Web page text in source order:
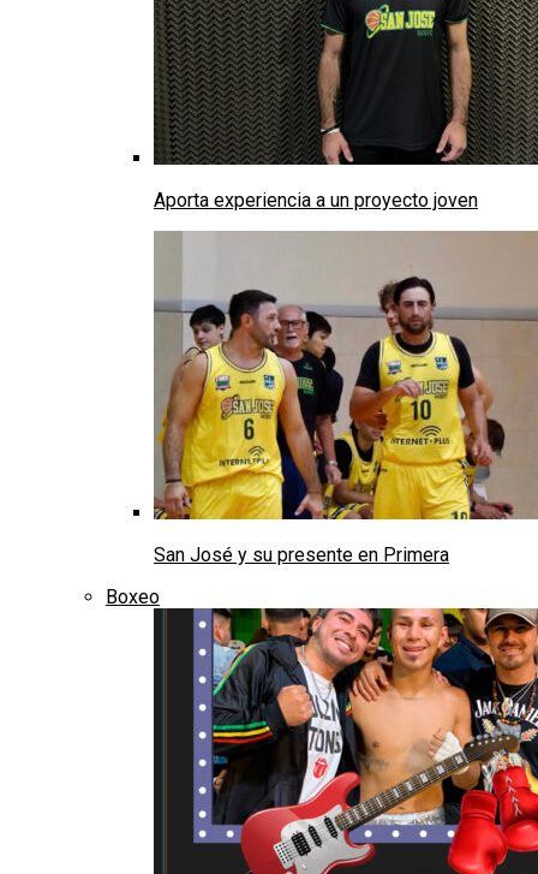
Aporta experiencia a un proyecto joven
San José y su presente en Primera
Boxeo